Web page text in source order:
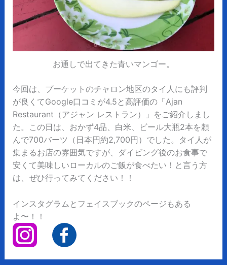
お通しで出てきた青いマンゴー。
今回は、プーケットのチャロン地区のタイ人にも評判
が良くてGoogle口コミが4.5と高評価の「Ajan
Restaurant（アジャン レストラン）」をご紹介しまし
た。この日は、おかず4品、白米、ビール大瓶2本を頼
んで700バーツ（日本円約2,700円）でした。タイ人が
集まるお店の雰囲気ですが、ダイビング後のお食事で
安くて美味しいローカルのご飯が食べたい！と言う方
は、ぜひ行ってみてください！！
インスタグラムとフェイスブックのページもある
よ〜！！